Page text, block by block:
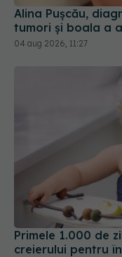
Alina Pușcău,
tumori și boala a
04 aug 2026, 11:27
Primele 1.000 de
creierului pentru